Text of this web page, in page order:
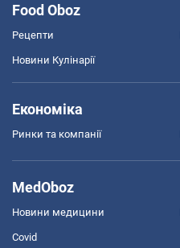
Food Oboz
Рецепти
Новини Кулінарії
Економіка
Ринки та компанії
MedOboz
Новини медицини
Covid